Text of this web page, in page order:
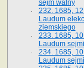
sejm walny
232. 1685,
Laudum
ziemskiego
233. 1685,
Laudum
234. 1685,
Laudum